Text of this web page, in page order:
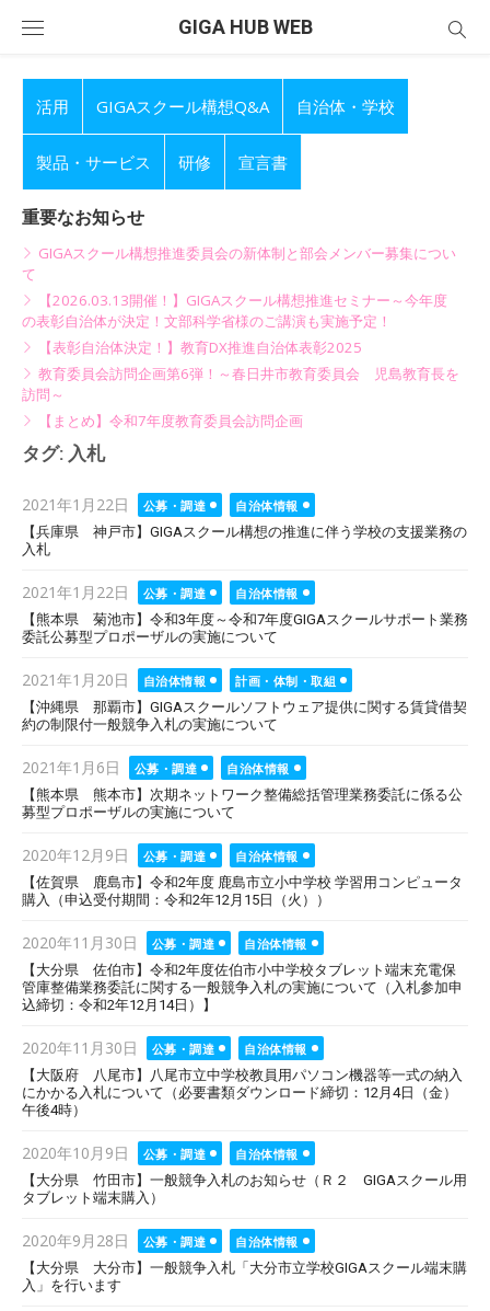
GIGA HUB WEB
活用 GIGAスクール構想Q&A 自治体・学校
製品・サービス 研修 宣言書
重要なお知らせ
GIGAスクール構想推進委員会の新体制と部会メンバー募集につい
て
【2026.03.13開催！】GIGAスクール構想推進セミナー～今年度
の表彰自治体が決定！文部科学省様のご講演も実施予定！
【表彰自治体決定！】教育DX推進自治体表彰2025
教育委員会訪問企画第6弾！～春日井市教育委員会 児島教育長を
訪問～
【まとめ】令和7年度教育委員会訪問企画
タグ: 入札
Posted
on
2021年1月22日 公募・調達
自治体情報
【兵庫県 神戸市】GIGAスクール構想の推進に伴う学校の支援業務の
入札
Posted
on
2021年1月22日 公募・調達
自治体情報
【熊本県 菊池市】令和3年度～令和7年度GIGAスクールサポート業務
委託公募型プロポーザルの実施について
Posted
on
2021年1月20日 自治体情報
計画・体制・取組
【沖縄県 那覇市】GIGAスクールソフトウェア提供に関する賃貸借契
約の制限付一般競争入札の実施について
Posted
on
2021年1月6日 公募・調達
自治体情報
【熊本県 熊本市】次期ネットワーク整備総括管理業務委託に係る公
募型プロポーザルの実施について
Posted
on
2020年12月9日 公募・調達
自治体情報
【佐賀県 鹿島市】令和2年度 鹿島市立小中学校 学習用コンピュータ
購入（申込受付期間：令和2年12月15日（火））
Posted
on
2020年11月30日 公募・調達
自治体情報
【大分県 佐伯市】令和2年度佐伯市小中学校タブレット端末充電保
管庫整備業務委託に関する一般競争入札の実施について（入札参加申
込締切：令和2年12月14日）】
Posted
on
2020年11月30日 公募・調達
自治体情報
【大阪府 八尾市】八尾市立中学校教員用パソコン機器等一式の納入
にかかる入札について（必要書類ダウンロード締切：12月4日（金）
午後4時）
Posted
on
2020年10月9日 公募・調達
自治体情報
【大分県 竹田市】一般競争入札のお知らせ（Ｒ２ GIGAスクール用
タブレット端末購入）
Posted
on
2020年9月28日 公募・調達
自治体情報
【大分県 大分市】一般競争入札「大分市立学校GIGAスクール端末購
入」を行います